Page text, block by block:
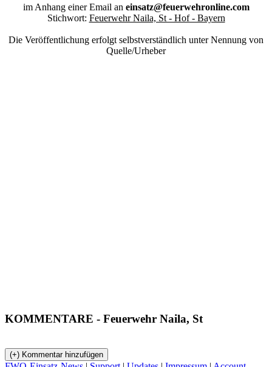
im Anhang einer Email an einsatz@feuerwehronline.com
Stichwort: Feuerwehr Naila, St - Hof - Bayern
Die Veröffentlichung erfolgt selbstverständlich unter Nennung von
Quelle/Urheber
KOMMENTARE - Feuerwehr Naila, St